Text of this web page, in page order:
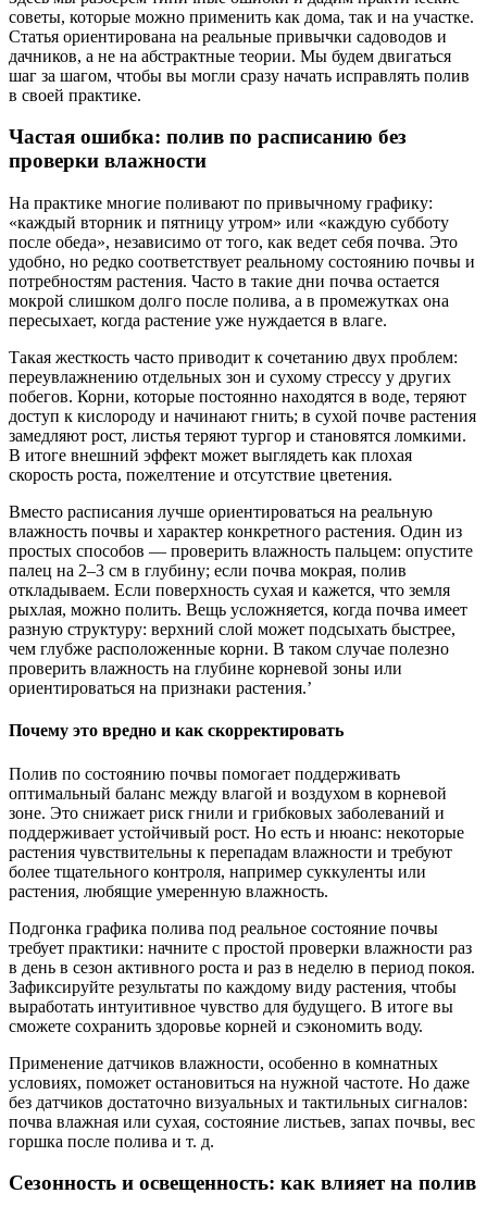
советы, которые можно применить как дома, так и на участке.
Статья ориентирована на реальные привычки садоводов и
дачников, а не на абстрактные теории. Мы будем двигаться
шаг за шагом, чтобы вы могли сразу начать исправлять полив
в своей практике.
Частая ошибка: полив по расписанию без
проверки влажности
На практике многие поливают по привычному графику:
«каждый вторник и пятницу утром» или «каждую субботу
после обеда», независимо от того, как ведет себя почва. Это
удобно, но редко соответствует реальному состоянию почвы и
потребностям растения. Часто в такие дни почва остается
мокрой слишком долго после полива, а в промежутках она
пересыхает, когда растение уже нуждается в влаге.
Такая жесткость часто приводит к сочетанию двух проблем:
переувлажнению отдельных зон и сухому стрессу у других
побегов. Корни, которые постоянно находятся в воде, теряют
доступ к кислороду и начинают гнить; в сухой почве растения
замедляют рост, листья теряют тургор и становятся ломкими.
В итоге внешний эффект может выглядеть как плохая
скорость роста, пожелтение и отсутствие цветения.
Вместо расписания лучше ориентироваться на реальную
влажность почвы и характер конкретного растения. Один из
простых способов — проверить влажность пальцем: опустите
палец на 2–3 см в глубину; если почва мокрая, полив
откладываем. Если поверхность сухая и кажется, что земля
рыхлая, можно полить. Вещь усложняется, когда почва имеет
разную структуру: верхний слой может подсыхать быстрее,
чем глубже расположенные корни. В таком случае полезно
проверить влажность на глубине корневой зоны или
ориентироваться на признаки растения.’
Почему это вредно и как скорректировать
Полив по состоянию почвы помогает поддерживать
оптимальный баланс между влагой и воздухом в корневой
зоне. Это снижает риск гнили и грибковых заболеваний и
поддерживает устойчивый рост. Но есть и нюанс: некоторые
растения чувствительны к перепадам влажности и требуют
более тщательного контроля, например суккуленты или
растения, любящие умеренную влажность.
Подгонка графика полива под реальное состояние почвы
требует практики: начните с простой проверки влажности раз
в день в сезон активного роста и раз в неделю в период покоя.
Зафиксируйте результаты по каждому виду растения, чтобы
выработать интуитивное чувство для будущего. В итоге вы
сможете сохранить здоровье корней и сэкономить воду.
Применение датчиков влажности, особенно в комнатных
условиях, поможет остановиться на нужной частоте. Но даже
без датчиков достаточно визуальных и тактильных сигналов:
почва влажная или сухая, состояние листьев, запах почвы, вес
горшка после полива и т. д.
Сезонность и освещенность: как влияет на полив